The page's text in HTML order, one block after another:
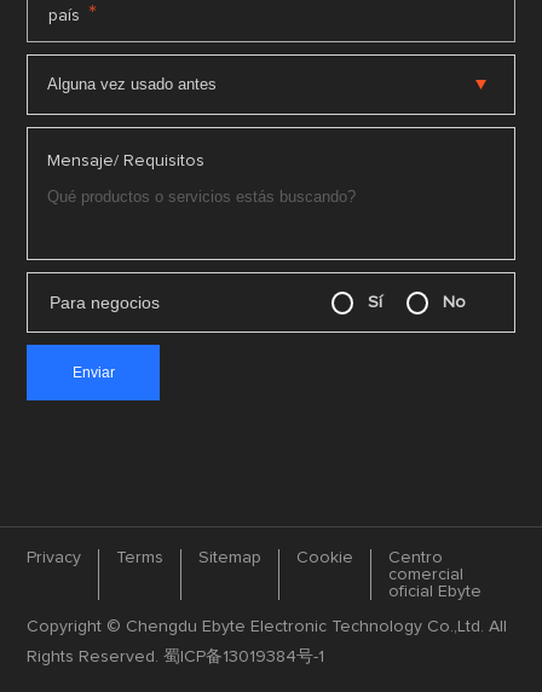
país *
Mensaje/ Requisitos
Para negocios Sí No
Privacy Terms Sitemap Cookie
Centro
comercial
oficial Ebyte
Copyright © Chengdu Ebyte Electronic Technology Co.,Ltd. All
Rights Reserved.蜀ICP备13019384号-1